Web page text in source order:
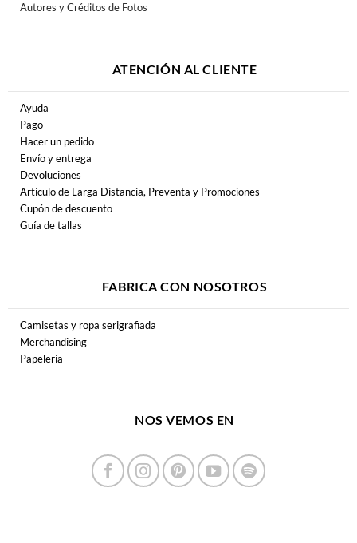
Autores y Créditos de Fotos
ATENCIÓN AL CLIENTE
Ayuda
Pago
Hacer un pedido
Envío y entrega
Devoluciones
Artículo de Larga Distancia, Preventa y Promociones
Cupón de descuento
Guía de tallas
FABRICA CON NOSOTROS
Camisetas y ropa serigrafiada
Merchandising
Papelería
NOS VEMOS EN